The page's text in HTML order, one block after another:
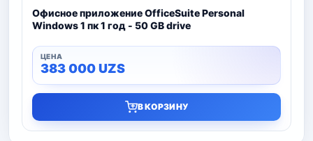
Офисное приложение OfficeSuite Personal
Windows 1 пк 1 год - 50 GB drive
383 000UZS
В КОРЗИНУ